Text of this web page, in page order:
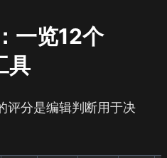
一览12个
具
评分是编辑判断用于决